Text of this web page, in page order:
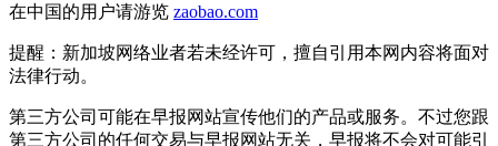
在中国的用户请游览 zaobao.com
提醒：新加坡网络业者若未经许可，擅自引用本网内容将面对
法律行动。
第三方公司可能在早报网站宣传他们的产品或服务。不过您跟
第三方公司的任何交易与早报网站无关，早报将不会对可能引